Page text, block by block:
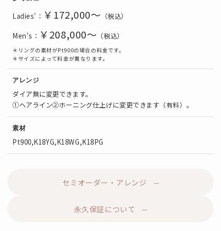
Ladies'： ￥172,000～ （税込）
Men's： ￥208,000～ （税込）
＊リングの素材がPt900の場合の料金です。
＊サイズによって料金が異なります。
アレンジ
ダイア無に変更できます。
①ヘアライン②ホーニング仕上げに変更できます（有料）。
素材
Pt900,K18YG,K18WG,K18PG
セミオーダー・アレンジ
永久保証について